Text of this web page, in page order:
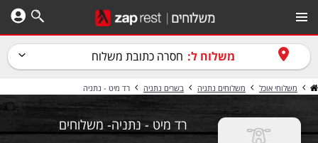
משלוח ל: חסרה כתובת משלוח
משלוחי אוכל משלוחים נתניה בשרים נתניה רד מיט - נתניה
רד מיט - נתניה- משלוחים